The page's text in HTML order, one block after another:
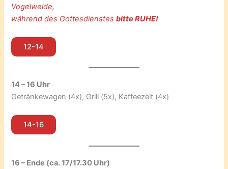
Vogelweide,
während des Gottesdienstesbitte RUHE!
12-14
14 – 16 Uhr
Getränkewagen (4x), Grill (5x), Kaffeezelt (4x)
14-16
16 – Ende (ca. 17/17.30 Uhr)